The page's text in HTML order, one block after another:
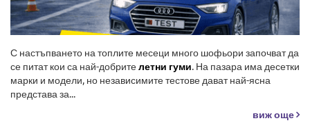
С настъпването на топлите месеци много шофьори започват да
се питат кои са най-добрителетни гуми. На пазара има десетки
марки и модели, но независимите тестове дават най-ясна
представа за...
виж още